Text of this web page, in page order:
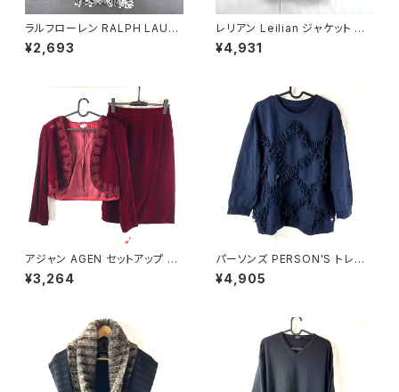
ラルフローレン RALPH LAURE
N ワンピース ノースリーブ 花柄
フレア 白 グレー系 2Pサイズ 9
¥2,693
レリアン Leilian ジャケット 肩
パッド 黄色 金色 13+サイズ 90
0590
¥4,931
アジャン AGEN セットアップ ス
カートスーツ 長袖 ベロア生地
レース 肩パッド タグ付き ボルド
¥3,264
パーソンズ PERSON'S トレー
ナー 綿100％ ロゴ入り フリン
ジ リブ ネイビー Lサイズ 9214
¥4,905